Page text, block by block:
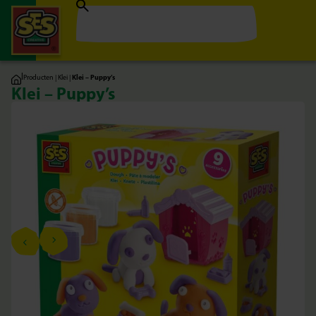
|Producten | Klei | Klei – Puppy’s
Klei – Puppy’s